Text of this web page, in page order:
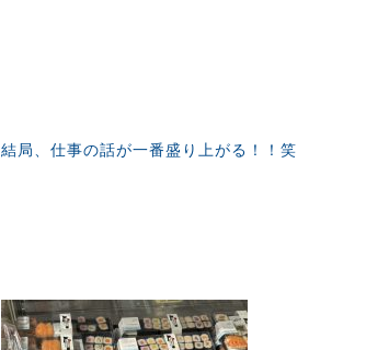
結局、仕事の話が一番盛り上がる！！笑